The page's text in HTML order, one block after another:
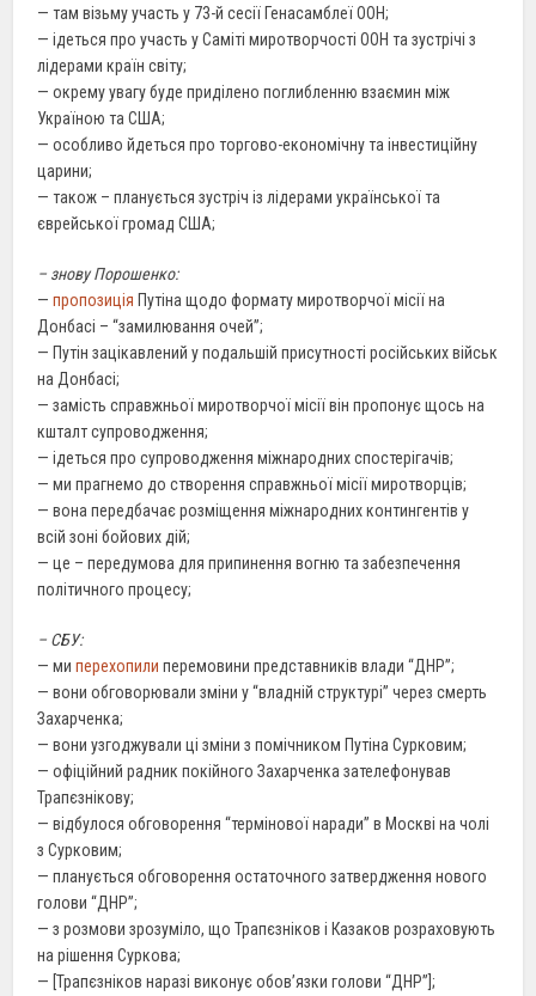
— там візьму участь у 73-й сесії Генасамблеї ООН;
— ідеться про участь у Саміті миротворчості ООН та зустрічі з
лідерами країн світу;
— окрему увагу буде приділено поглибленню взаємин між
Україною та США;
— особливо йдеться про торгово-економічну та інвестиційну
царини;
— також – планується зустріч із лідерами української та
єврейської громад США;
– знову Порошенко:
—пропозиція Путіна щодо формату миротворчої місії на
Донбасі – “замилювання очей”;
— Путін зацікавлений у подальшій присутності російських військ
на Донбасі;
— замість справжньої миротворчої місії він пропонує щось на
кшталт супроводження;
— ідеться про супроводження міжнародних спостерігачів;
— ми прагнемо до створення справжньої місії миротворців;
— вона передбачає розміщення міжнародних контингентів у
всій зоні бойових дій;
— це – передумова для припинення вогню та забезпечення
політичного процесу;
– СБУ:
— миперехопили перемовини представників влади “ДНР”;
— вони обговорювали зміни у “владній структурі” через смерть
Захарченка;
— вони узгоджували ці зміни з помічником Путіна Сурковим;
— офіційний радник покійного Захарченка зателефонував
Трапєзнікову;
— відбулося обговорення “термінової наради” в Москві на чолі
з Сурковим;
— планується обговорення остаточного затвердження нового
голови “ДНР”;
— з розмови зрозуміло, що Трапєзніков і Казаков розраховують
на рішення Суркова;
— [Трапєзніков наразі виконує обов’язки голови “ДНР”];